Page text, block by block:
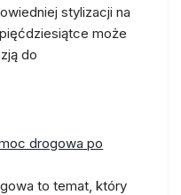
stylizacji na
może
do
drogowa po
to temat, który